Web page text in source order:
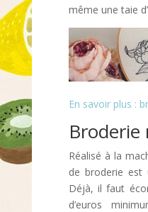
même une taie
En savoir plus :
Broderie
Réalisé à la
de broderie est
Déjà, il faut
d’euros